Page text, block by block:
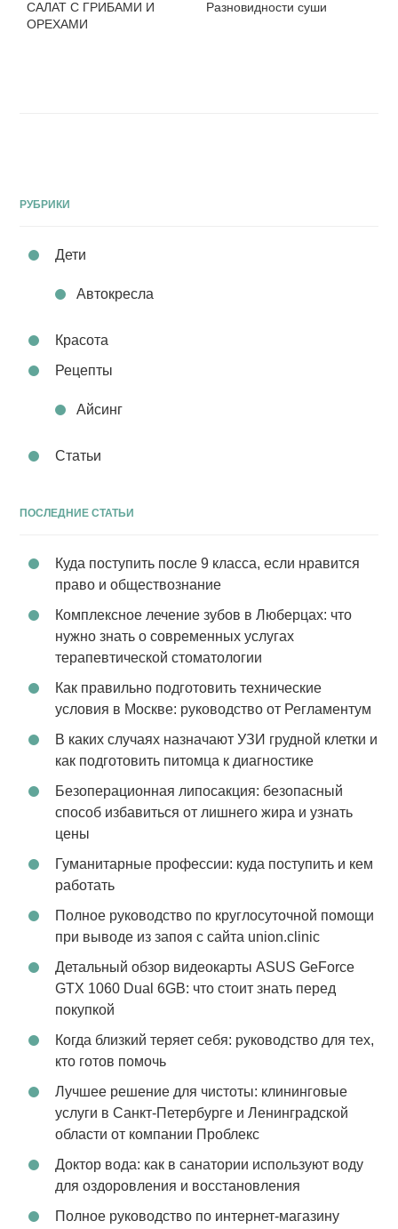
САЛАТ С ГРИБАМИ И
ОРЕХАМИ
Разновидности суши
РУБРИКИ
Дети
Автокресла
Красота
Рецепты
Айсинг
Статьи
ПОСЛЕДНИЕ СТАТЬИ
Куда поступить после 9 класса, если нравится
право и обществознание
Комплексное лечение зубов в Люберцах: что
нужно знать о современных услугах
терапевтической стоматологии
Как правильно подготовить технические
условия в Москве: руководство от Регламентум
В каких случаях назначают УЗИ грудной клетки и
как подготовить питомца к диагностике
Безоперационная липосакция: безопасный
способ избавиться от лишнего жира и узнать
цены
Гуманитарные профессии: куда поступить и кем
работать
Полное руководство по круглосуточной помощи
при выводе из запоя с сайта union.clinic
Детальный обзор видеокарты ASUS GeForce
GTX 1060 Dual 6GB: что стоит знать перед
покупкой
Когда близкий теряет себя: руководство для тех,
кто готов помочь
Лучшее решение для чистоты: клининговые
услуги в Санкт-Петербурге и Ленинградской
области от компании Проблекс
Доктор вода: как в санатории используют воду
для оздоровления и восстановления
Полное руководство по интернет-магазину